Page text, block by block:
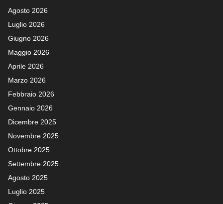
Agosto 2026
Luglio 2026
Giugno 2026
Maggio 2026
Aprile 2026
Marzo 2026
Febbraio 2026
Gennaio 2026
Dicembre 2025
Novembre 2025
Ottobre 2025
Settembre 2025
Agosto 2025
Luglio 2025